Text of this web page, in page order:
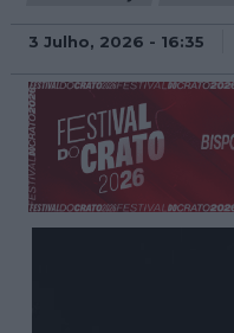
3 Julho, 2026 - 16:35